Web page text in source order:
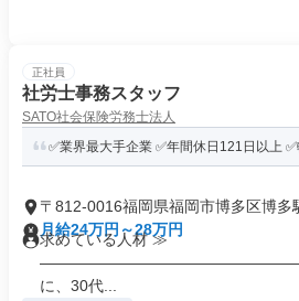
正社員
社労士事務スタッフ
SATO社会保険労務士法人
✅業界最大手企業 ✅年間休日121日以上
〒812-0016福岡県福岡市博多区博多
月給24万円～28万円
求めている人材 ≫
に、30代...